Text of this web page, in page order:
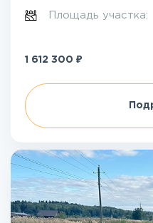
Площадь участка:
1 612 300 ₽